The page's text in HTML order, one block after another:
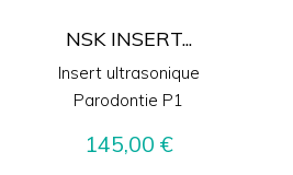
NSK INSERT...
Insert ultrasonique
Parodontie P1
Prix
145,00 €